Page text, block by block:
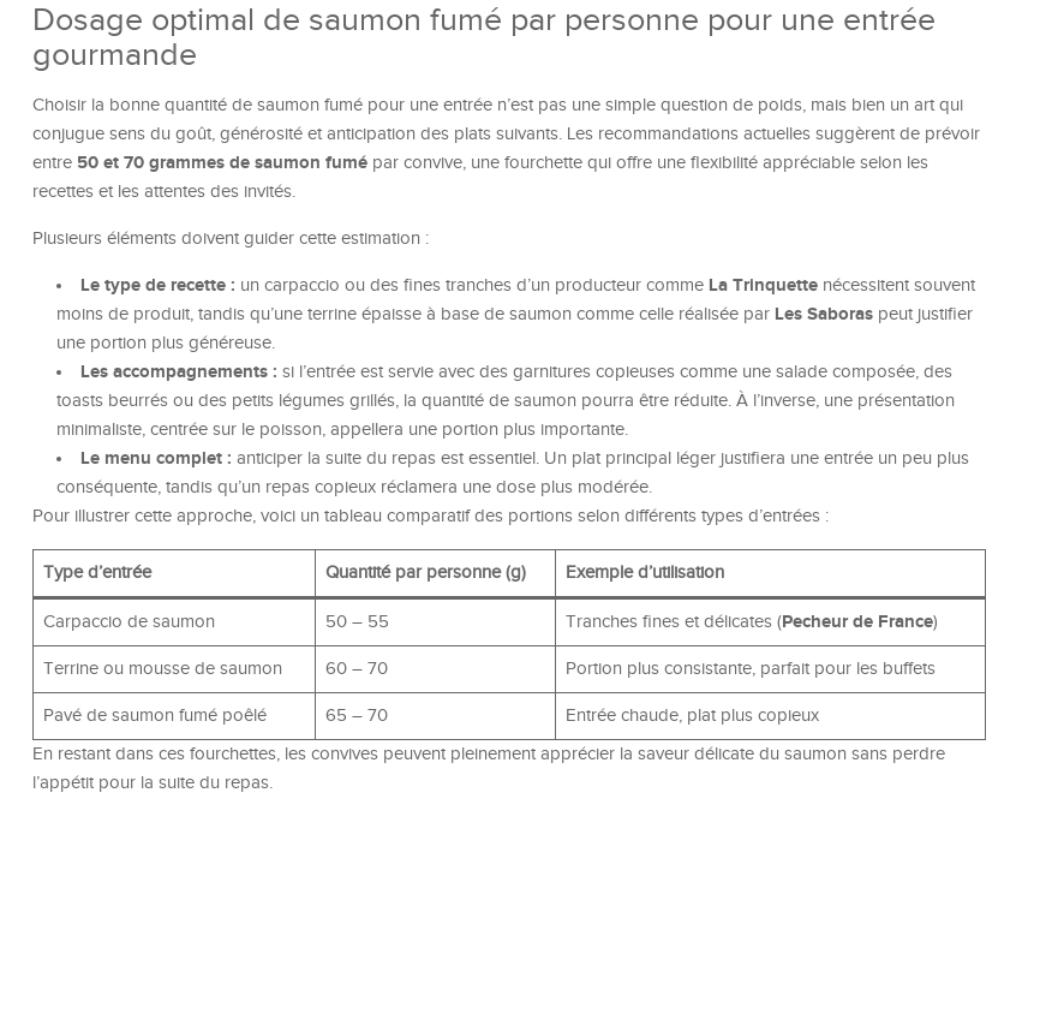
Dosage optimal de saumon fumé par personne pour une entrée
gourmande
Choisir la bonne quantité de saumon fumé pour une entrée n’est pas une simple question de poids, mais bien un art qui
conjugue sens du goût, générosité et anticipation des plats suivants. Les recommandations actuelles suggèrent de prévoir
entre 50 et 70 grammes de saumon fumé par convive, une fourchette qui offre une flexibilité appréciable selon les
recettes et les attentes des invités.
Plusieurs éléments doivent guider cette estimation :
Le type de recette : un carpaccio ou des fines tranches d’un producteur comme La Trinquette nécessitent souvent
moins de produit, tandis qu’une terrine épaisse à base de saumon comme celle réalisée par Les Saboras peut justifier
une portion plus généreuse.
Les accompagnements : si l’entrée est servie avec des garnitures copieuses comme une salade composée, des
toasts beurrés ou des petits légumes grillés, la quantité de saumon pourra être réduite. À l’inverse, une présentation
minimaliste, centrée sur le poisson, appellera une portion plus importante.
Le menu complet : anticiper la suite du repas est essentiel. Un plat principal léger justifiera une entrée un peu plus
conséquente, tandis qu’un repas copieux réclamera une dose plus modérée.
Pour illustrer cette approche, voici un tableau comparatif des portions selon différents types d’entrées :
Type d’entrée Quantité par personne (g) Exemple d’utilisation
Carpaccio de saumon 50 – 55 Tranches fines et délicates (Pecheur de France)
Terrine ou mousse de saumon 60 – 70 Portion plus consistante, parfait pour les buffets
Pavé de saumon fumé poêlé 65 – 70
Entrée chaude, plat plus copieux
En restant dans ces fourchettes, les convives peuvent pleinement apprécier la saveur délicate du saumon sans perdre
l’appétit pour la suite du repas.